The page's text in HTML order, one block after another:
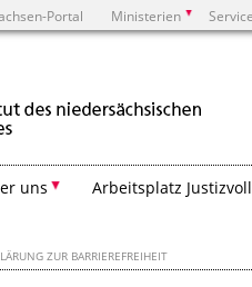
Portal Ministerien
uns Arbeitsplatz
ZUR BARRIEREFREIHEIT